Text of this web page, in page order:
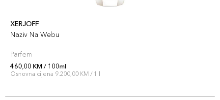
XERJOFF
Naziv Na Webu
Parfem
460,00 KM / 100ml
Osnovna cijena 9.200,00 KM / 1 l